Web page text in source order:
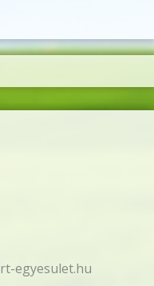
rt-egyesulet.hu